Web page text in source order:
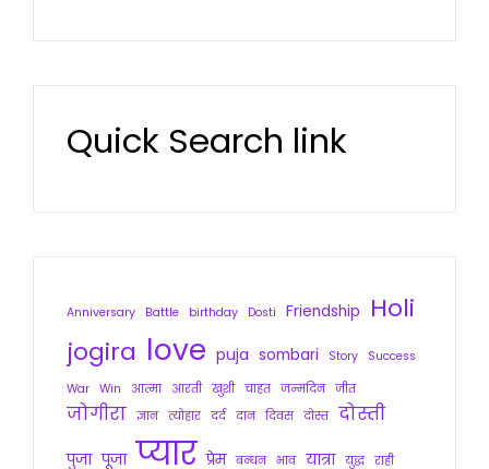
Quick Search link
Anniversary Battle birthday Dosti Friendship
Holi
jogira love puja sombari Story
Success
War Win आत्मा आरती खुशी चाहत जन्मदिन जीत
जोगीरा ज्ञान त्योहार दर्द दान दिवस दोस्त दोस्ती
पुजा पूजा प्यार प्रेम बन्धन भाव यात्रा युद्ध राही